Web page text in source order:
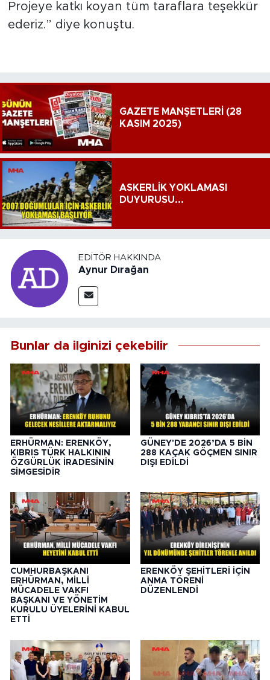
Projeye katkı koyan tüm taraflara teşekkür
ederiz.” diye konuştu.
GAZETE MANŞETLERİ (28
KASIM 2025)
ASKERLİK YOKLAMASI
DUYURUSU...
EDITÖR HAKKINDA
Aynur Dırağan
Bunlar da ilginizi çekebilir
ERHÜRMAN: ERENKÖY,
KIBRIS TÜRK HALKININ
ÖZGÜRLÜK İRADESİNİN
SİMGESİDİR
GÜNEY'DE 2026’DA 5 BİN
288 KAÇAK GÖÇMEN SINIR
DIŞI EDİLDİ
CUMHURBAŞKANI
ERHÜRMAN, MİLLİ
MÜCADELE VAKFI
BAŞKANI VE YÖNETİM
KURULU ÜYELERİNİ KABUL
ETTİ
ERENKÖY ŞEHİTLERİ İÇİN
ANMA TÖRENİ
DÜZENLENDİ